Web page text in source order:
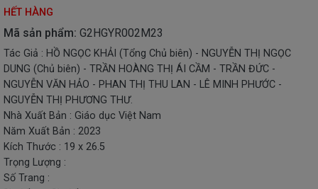
TẶNG
-
CHƠI
THIẾT
BỊ
STEM
HẾT HÀNG
Mã sản phẩm: G2HGYR002M23
Tác Giả : HỒ NGỌC KHẢI (Tổng Chủ biên) - NGUYỄN THỊ NGỌC
DUNG (Chủ biên) - TRẦN HOÀNG THỊ ÁI CẦM - TRẦN ĐỨC -
NGUYỄN VĂN HẢO - PHAN THỊ THU LAN - LÊ MINH PHƯỚC -
NGUYỄN THỊ PHƯƠNG THƯ.
Nhà Xuất Bản : Giáo dục Việt Nam
Năm Xuất Bản : 2023
Kích Thước : 19 x 26.5
Trọng Lượng :
Số Trang :